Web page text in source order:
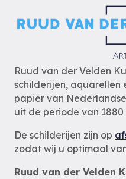
Ruud van der Velden
schilderijen, aquarellen
papier van
uit de periode van
De schilderijen zijn op
zodat wij u optimaal
Ruud van der Velden